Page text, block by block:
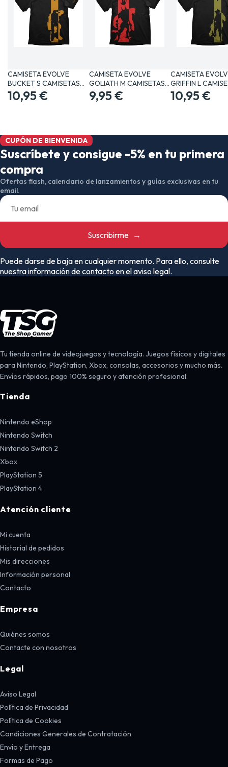
CAMISETA EVOLVE
BUCKET S CAMISETAS…
10,95 €
CAMISETA EVOLVE
GOLIATH M CAMISETAS…
9,95 €
CAMISETA
GRIFFIN L
10,95 €
CUPÓN DE BIENVENIDA
Suscríbete y consigue -5% en tu primera
compra
Ofertas flash, calendario de lanzamientos y guías exclusivas en tu
email.
Suscribirme →
Puede darse de baja en cualquier momento. Para ello, consulte
nuestra información de contacto en el aviso legal.
Tu tienda online de videojuegos y tecnología. Juegos físicos y digitales
para Nintendo, PlayStation, Xbox, consolas, accesorios y mucho más.
Envíos rápidos, pago 100% seguro y atención profesional.
Tienda
Nintendo eShop
Nintendo Switch
Nintendo Switch 2
Xbox
PlayStation 5
PlayStation 4
Atención cliente
Mi cuenta
Historial de pedidos
Mis direcciones
Información personal
Contacto
Empresa
Quiénes somos
Contacte con nosotros
Legal
Aviso Legal
Política de Privacidad
Política de Cookies
Condiciones Generales de Contratación
Envío y Entrega
Formas de Pago